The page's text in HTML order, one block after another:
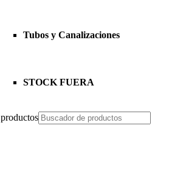
Tubos y Canalizaciones
STOCK FUERA